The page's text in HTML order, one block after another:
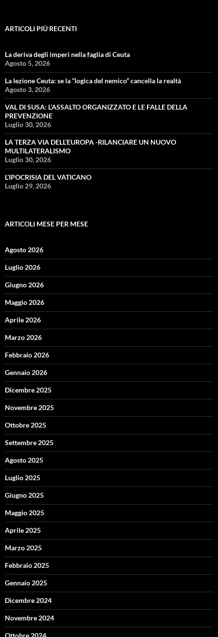
ARTICOLI PIÙ RECENTI
La deriva degli imperi nella faglia di Ceuta
Agosto 5, 2026
La lezione Ceuta: se la “logica del nemico” cancella la realtà
Agosto 3, 2026
VAL DI SUSA: L’ASSALTO ORGANIZZATO E LE FALLE DELLA
PREVENZIONE
Luglio 30, 2026
LA TERZA VIA DELL’EUROPA -RILANCIARE UN NUOVO
MULTILATERALISMO
Luglio 30, 2026
L’IPOCRISIA DEL VATICANO
Luglio 29, 2026
ARTICOLI MESE PER MESE
Agosto 2026
Luglio 2026
Giugno 2026
Maggio 2026
Aprile 2026
Marzo 2026
Febbraio 2026
Gennaio 2026
Dicembre 2025
Novembre 2025
Ottobre 2025
Settembre 2025
Agosto 2025
Luglio 2025
Giugno 2025
Maggio 2025
Aprile 2025
Marzo 2025
Febbraio 2025
Gennaio 2025
Dicembre 2024
Novembre 2024